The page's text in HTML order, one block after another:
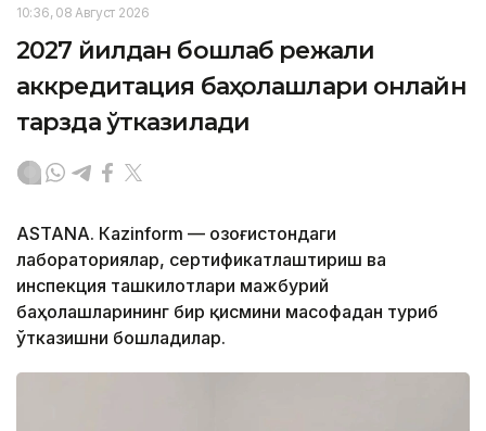
10:36, 08 Август 2026
2027 йилдан бошлаб режали
аккредитация баҳолашлари онлайн
тарзда ўтказилади
ASTANА. Кazinform — Қозоғистондаги
лабораториялар, сертификатлаштириш ва
инспекция ташкилотлари мажбурий
баҳолашларининг бир қисмини масофадан туриб
ўтказишни бошладилар.